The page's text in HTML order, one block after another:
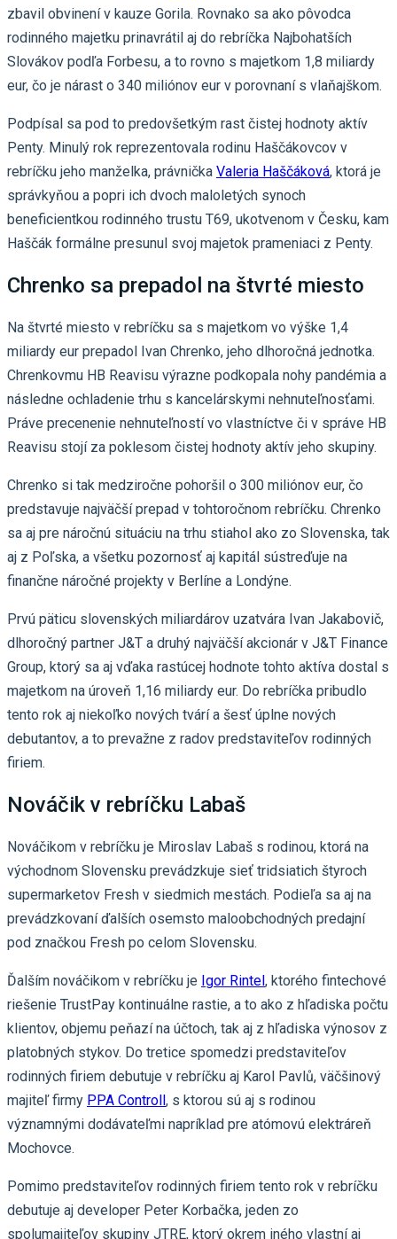
zbavil obvinení v kauze Gorila. Rovnako sa ako pôvodca
rodinného majetku prinavrátil aj do rebríčka Najbohatších
Slovákov podľa Forbesu, a to rovno s majetkom 1,8 miliardy
eur, čo je nárast o 340 miliónov eur v porovnaní s vlaňajškom.
Podpísal sa pod to predovšetkým rast čistej hodnoty aktív
Penty. Minulý rok reprezentovala rodinu Haščákovcov v
rebríčku jeho manželka, právnička Valeria Haščáková, ktorá je
správkyňou a popri ich dvoch maloletých synoch
beneficientkou rodinného trustu T69, ukotvenom v Česku, kam
Haščák formálne presunul svoj majetok prameniaci z Penty.
Chrenko sa prepadol na štvrté miesto
Na štvrté miesto v rebríčku sa s majetkom vo výške 1,4
miliardy eur prepadol Ivan Chrenko, jeho dlhoročná jednotka.
Chrenkovmu HB Reavisu výrazne podkopala nohy pandémia a
následne ochladenie trhu s kancelárskymi nehnuteľnosťami.
Práve precenenie nehnuteľností vo vlastníctve či v správe HB
Reavisu stojí za poklesom čistej hodnoty aktív jeho skupiny.
Chrenko si tak medziročne pohoršil o 300 miliónov eur, čo
predstavuje najväčší prepad v tohtoročnom rebríčku. Chrenko
sa aj pre náročnú situáciu na trhu stiahol ako zo Slovenska, tak
aj z Poľska, a všetku pozornosť aj kapitál sústreďuje na
finančne náročné projekty v Berlíne a Londýne.
Prvú päticu slovenských miliardárov uzatvára Ivan Jakabovič,
dlhoročný partner J&T a druhý najväčší akcionár v J&T Finance
Group, ktorý sa aj vďaka rastúcej hodnote tohto aktíva dostal s
majetkom na úroveň 1,16 miliardy eur. Do rebríčka pribudlo
tento rok aj niekoľko nových tvárí a šesť úplne nových
debutantov, a to prevažne z radov predstaviteľov rodinných
firiem.
Nováčik v rebríčku Labaš
Nováčikom v rebríčku je Miroslav Labaš s rodinou, ktorá na
východnom Slovensku prevádzkuje sieť tridsiatich štyroch
supermarketov Fresh v siedmich mestách. Podieľa sa aj na
prevádzkovaní ďalších osemsto maloobchodných predajní
pod značkou Fresh po celom Slovensku.
Ďalším nováčikom v rebríčku je Igor Rintel, ktorého fintechové
riešenie TrustPay kontinuálne rastie, a to ako z hľadiska počtu
klientov, objemu peňazí na účtoch, tak aj z hľadiska výnosov z
platobných stykov. Do tretice spomedzi predstaviteľov
rodinných firiem debutuje v rebríčku aj Karol Pavlů, väčšinový
majiteľ firmy PPA Controll, s ktorou sú aj s rodinou
významnými dodávateľmi napríklad pre atómovú elektráreň
Mochovce.
Pomimo predstaviteľov rodinných firiem tento rok v rebríčku
debutuje aj developer Peter Korbačka, jeden zo
spolumajiteľov skupiny JTRE, ktorý okrem iného vlastní aj